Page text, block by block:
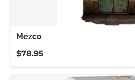
Mezco
$78.95